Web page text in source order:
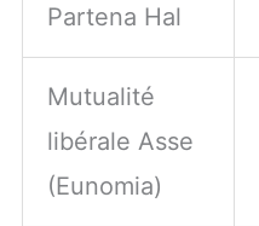
Partena Hal
Mutualité
libérale Asse
(Eunomia)